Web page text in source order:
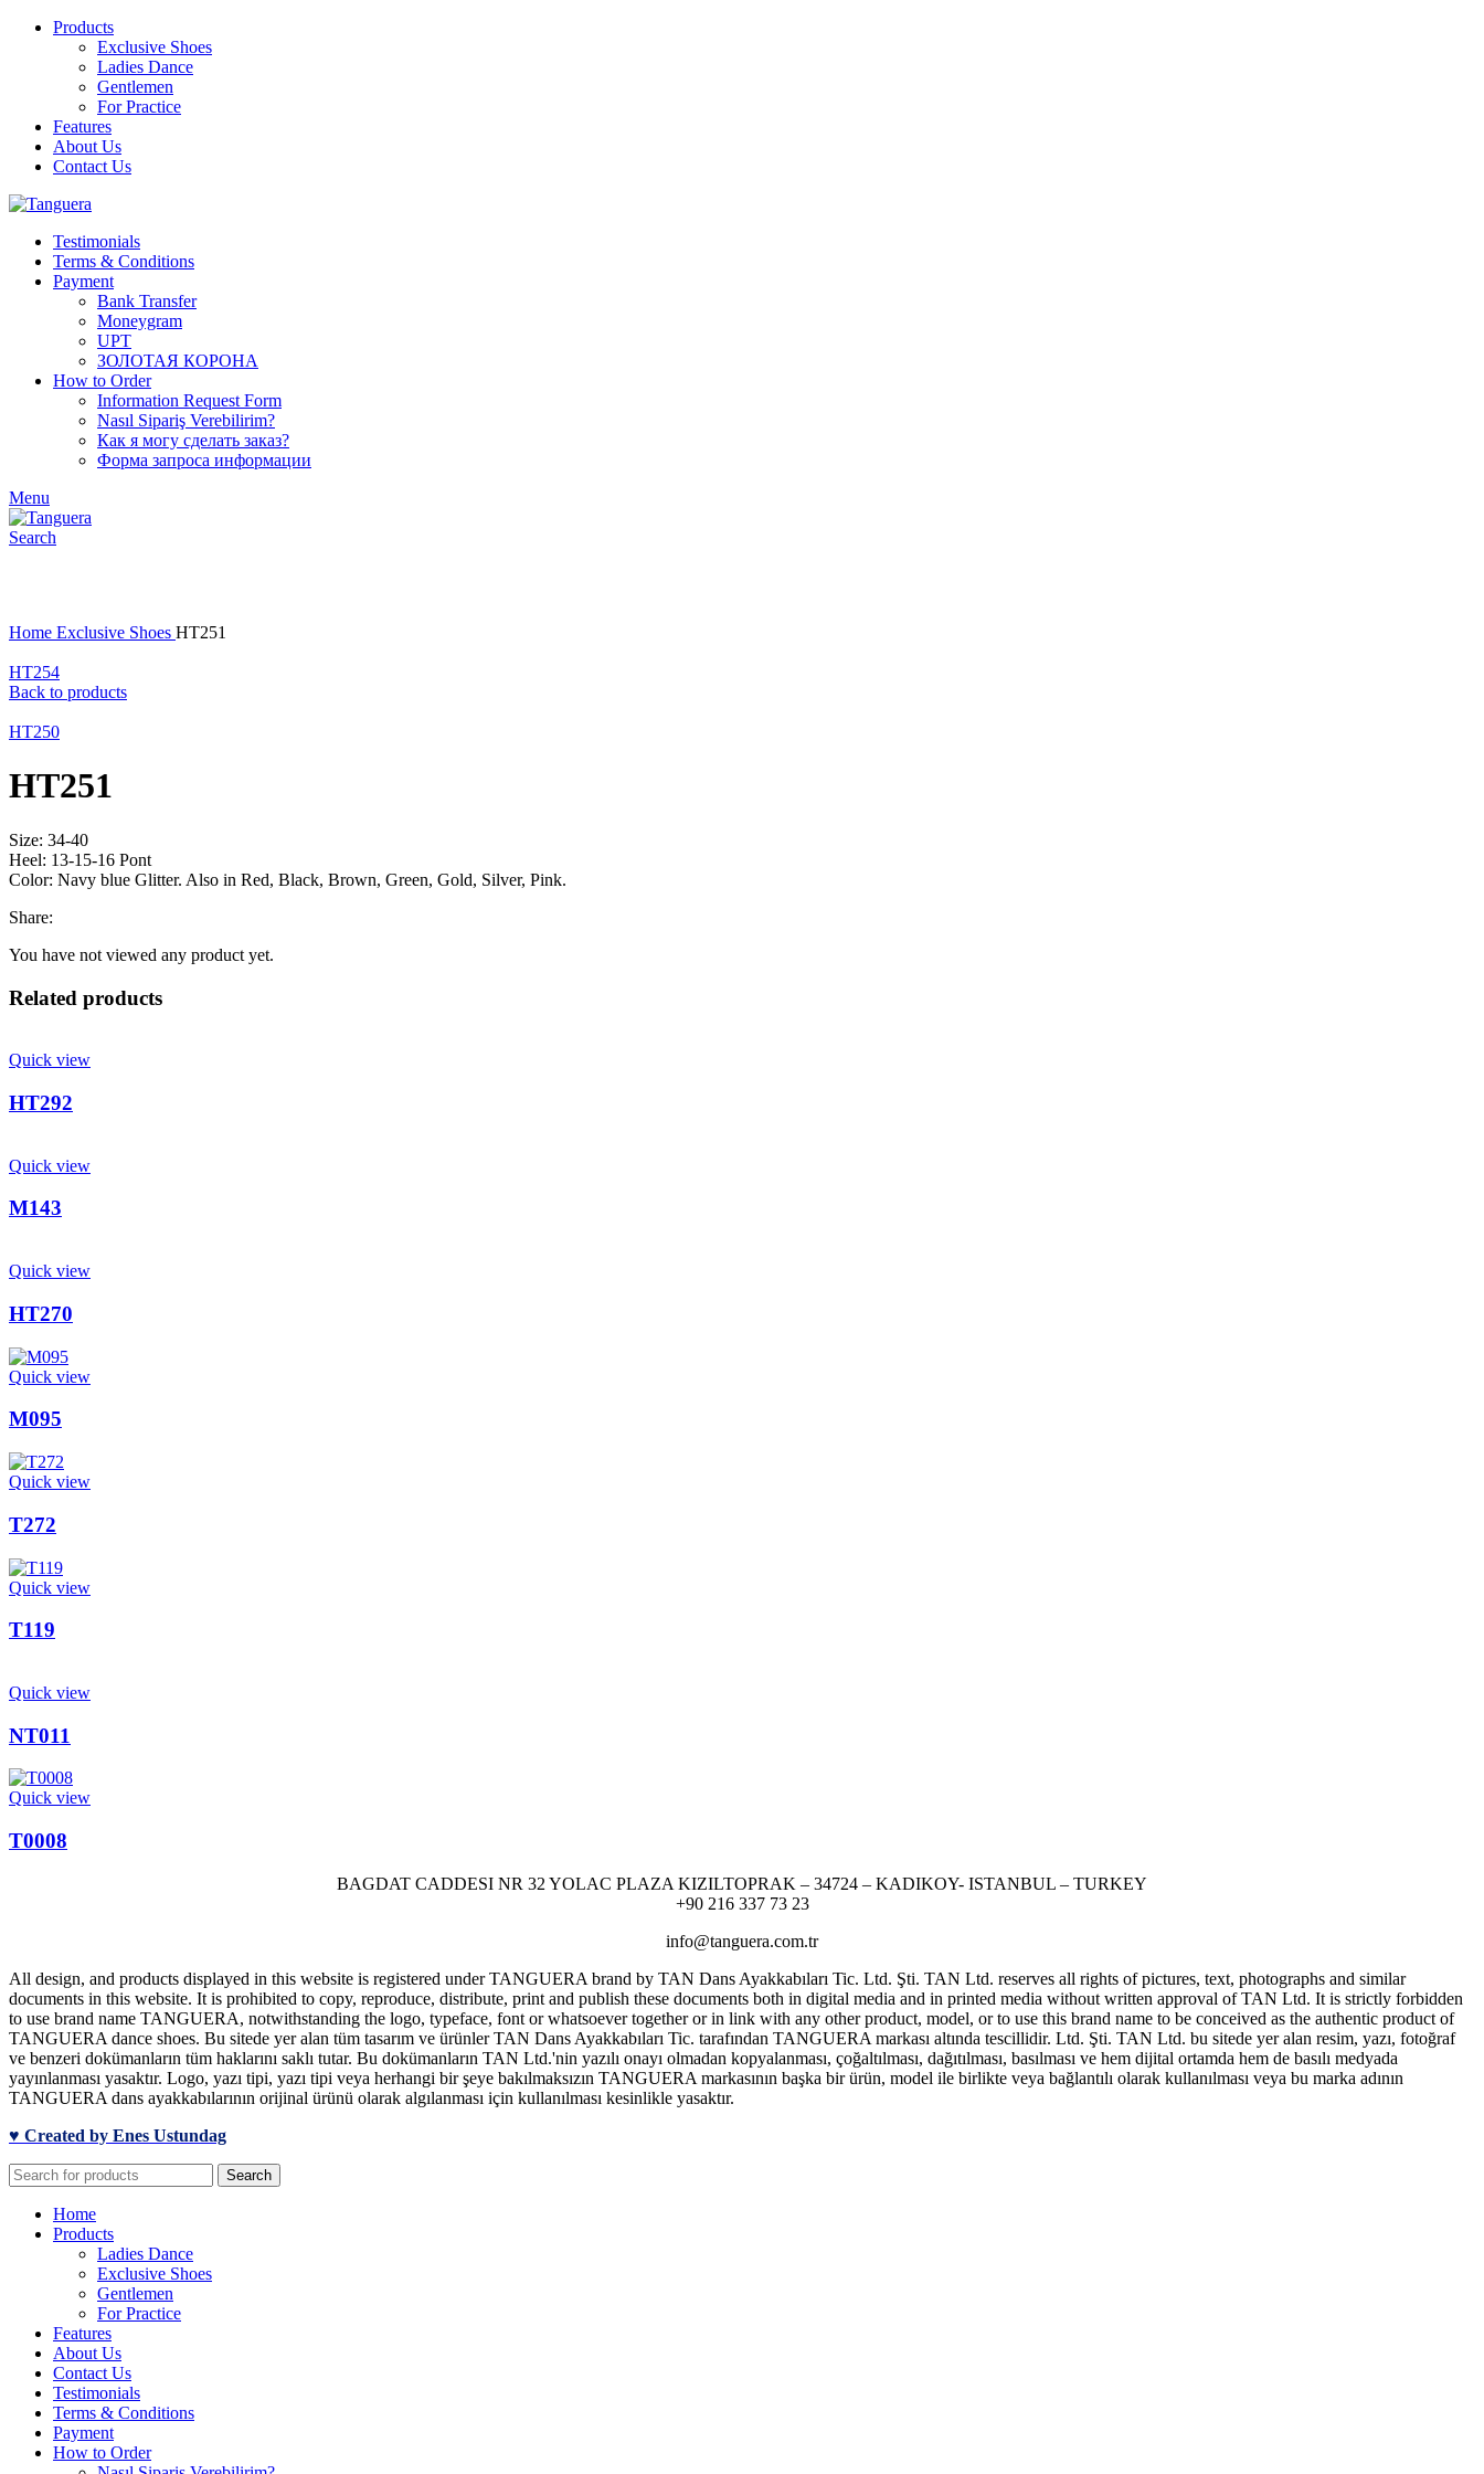
Products
Exclusive Shoes
Ladies Dance
Gentlemen
For Practice
Features
About Us
Contact Us
Testimonials
Terms & Conditions
Payment
Bank Transfer
Moneygram
UPT
ЗОЛОТАЯ КОРОНА
How to Order
Information Request Form
Nasıl Sipariş Verebilirim?
Как я могу сделать заказ?
Форма запроса информации
Menu
Search
Home Exclusive Shoes HT251
HT254
Back to products
HT250
HT251
Size: 34-40
Heel: 13-15-16 Pont
Color: Navy blue Glitter. Also in Red, Black, Brown, Green, Gold, Silver, Pink.
Share:
You have not viewed any product yet.
Related products
Quick view
HT292
Quick view
M143
Quick view
HT270
Quick view
M095
Quick view
T272
Quick view
T119
Quick view
NT011
Quick view
T0008
BAGDAT CADDESI NR 32 YOLAC PLAZA KIZILTOPRAK – 34724 – KADIKOY- ISTANBUL – TURKEY
+90 216 337 73 23
info@tanguera.com.tr
All design, and products displayed in this website is registered under TANGUERA brand by TAN Dans Ayakkabıları Tic. Ltd. Şti. TAN Ltd. reserves all rights of pictures, text, photographs and similar
documents in this website. It is prohibited to copy, reproduce, distribute, print and publish these documents both in digital media and in printed media without written approval of TAN Ltd. It is strictly forbidden
to use brand name TANGUERA, notwithstanding the logo, typeface, font or whatsoever together or in link with any other product, model, or to use this brand name to be conceived as the authentic product of
TANGUERA dance shoes. Bu sitede yer alan tüm tasarım ve ürünler TAN Dans Ayakkabıları Tic. tarafından TANGUERA markası altında tescillidir. Ltd. Şti. TAN Ltd. bu sitede yer alan resim, yazı, fotoğraf
ve benzeri dokümanların tüm haklarını saklı tutar. Bu dokümanların TAN Ltd.'nin yazılı onayı olmadan kopyalanması, çoğaltılması, dağıtılması, basılması ve hem dijital ortamda hem de basılı medyada
yayınlanması yasaktır. Logo, yazı tipi, yazı tipi veya herhangi bir şeye bakılmaksızın TANGUERA markasının başka bir ürün, model ile birlikte veya bağlantılı olarak kullanılması veya bu marka adının
TANGUERA dans ayakkabılarının orijinal ürünü olarak algılanması için kullanılması kesinlikle yasaktır.
♥ Created by Enes Ustundag
Search
Home
Products
Ladies Dance
Exclusive Shoes
Gentlemen
For Practice
Features
About Us
Contact Us
Testimonials
Terms & Conditions
Payment
How to Order